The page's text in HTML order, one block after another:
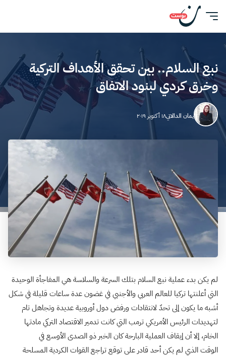
نبع السلام.. بين تحقق الأهداف التركية
وخرق كردي لبنود الاتفاق
يمان الدالاتي١٨ أكتوبر ٢٠١٩
لم يكن بدء عملية نبع السلام بتلك السرعة والسلاسة هي المفاجأة الوحيدة
التي أعلنتها تركيا للعالم العربي والأجنبي في غضون عدة ساعات قليلة في شكل
أشبه ما يكون إلى تحدّ لانتقادات ورفض دول أوروبية عديدة وتجاهل تام
لتهديدات الرئيس الأمريكي ترمب التي كانت تدمير الاقتصاد التركي مادتها
الخام، إلا أن إيقاف العملية البارحة كان الخبر ذو الصدى الأوسع في
الوقت الذي لم يكن أحد قادر على توقع تراجع القوات الكردية المسلحة